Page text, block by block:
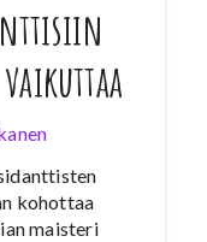
kohottaa
maisteri